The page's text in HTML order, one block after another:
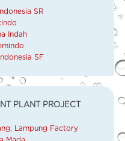
SR
Indah
SF
PLANT PROJECT
Lampung Factory